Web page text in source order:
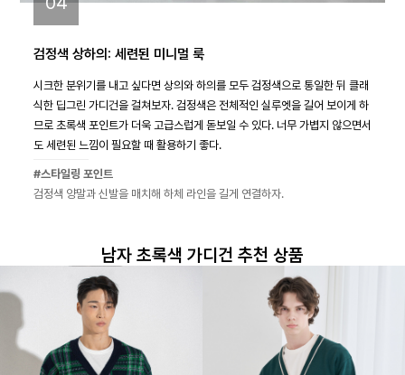
검정색 상하의: 세련된 미니멀 룩
시크한 분위기를 내고 싶다면 상의와 하의를 모두 검정색으로 통일한 뒤 클래
식한 딥그린 가디건을 걸쳐보자. 검정색은 전체적인 실루엣을 길어 보이게 하
므로 초록색 포인트가 더욱 고급스럽게 돋보일 수 있다. 너무 가볍지 않으면서
도 세련된 느낌이 필요할 때 활용하기 좋다.
#스타일링 포인트
검정색 양말과 신발을 매치해 하체 라인을 길게 연결하자.
남자 초록색 가디건 추천 상품